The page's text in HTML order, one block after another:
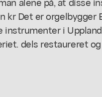
kr Det er orgelbygger
i
dels restaureret